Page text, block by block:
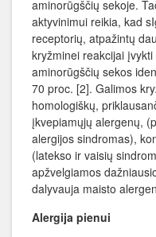
aminorūgščių sekoje.
aktyvinimui reikia, kad
receptorių, atpažintų
kryžminei reakcijai
aminorūgščių sekos
70 proc. [2]. Galimos
homologiškų,
įkvepiamųjų alergenų,
alergijos sindromas),
(latekso ir vaisių
apžvelgiamos
dalyvauja maisto
Alergija pienui